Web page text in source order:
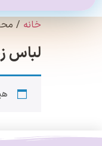
خانه /
لباس